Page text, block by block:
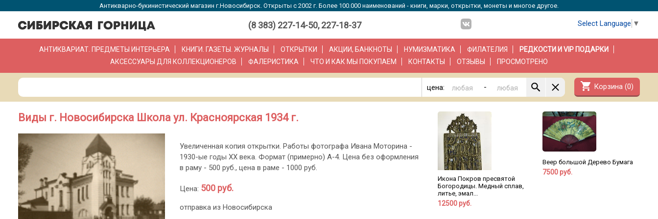
Антикварно-букинистический магазин г.Новосибирск. Открыты с 2002 г. Более 100.000 наименований - книги, марки, открытки, монеты и многое другое.
(8 383) 227-14-50, 227-18-37 Select Language ▼
АНТИКВАРИАТ. ПРЕДМЕТЫ ИНТЕРЬЕРА КНИГИ. ГАЗЕТЫ. ЖУРНАЛЫ ОТКРЫТКИ АКЦИИ, БАНКНОТЫ НУМИЗМАТИКА ФИЛАТЕЛИЯ
РЕДКОСТИ И VIP ПОДАРКИ
АКСЕССУАРЫ ДЛЯ КОЛЛЕКЦИОНЕРОВ
ФАЛЕРИСТИКА ЧТО И КАК МЫ ПОКУПАЕМ КОНТАКТЫ ОТЗЫВЫ ПРОСМОТРЕНО
цена: - shopping_cart Корзина (0)
Виды г. Новосибирска Школа ул. Красноярская 1934 г.
Увеличенная копия открытки. Работы фотографа Ивана Моторина -
1930-ые годы ХХ века. Формат (примерно) А-4. Цена без оформления
в раму - 500 руб., цена в раме - 1000 руб.
Цена: 500 руб.
отправка из Новосибирска
Икона Покров пресвятой
Богородицы. Медный сплав,
литье, эмал...
12500 руб.
Веер большой Дерево Бумага
7500 руб.